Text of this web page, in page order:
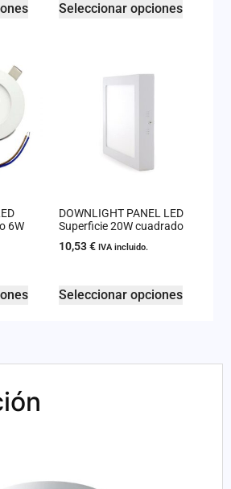
Seleccionar opciones
6W
DOWNLIGHT PANEL LED
Superficie 20W cuadrado
10,53€ IVA incluido.
Seleccionar opciones